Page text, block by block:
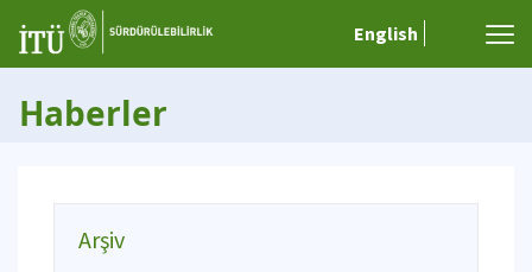
English
Haberler
Arşiv